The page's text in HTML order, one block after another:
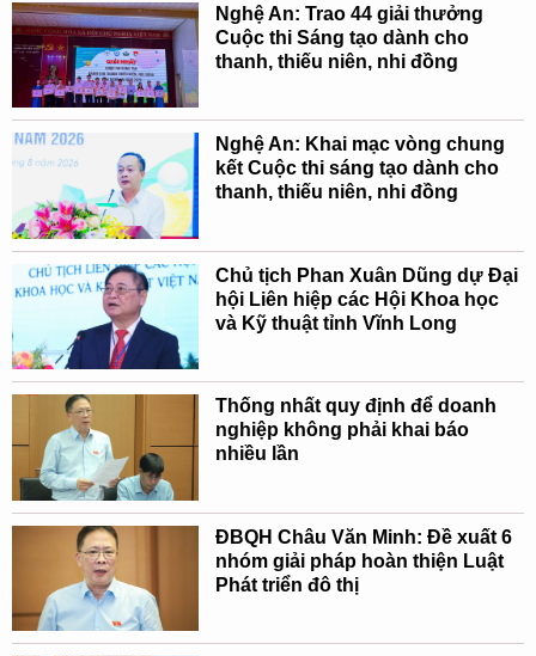
Nghệ An: Trao 44 giải thưởng
Cuộc thi Sáng tạo dành cho
thanh, thiếu niên, nhi đồng
Nghệ An: Khai mạc vòng chung
kết Cuộc thi sáng tạo dành cho
thanh, thiếu niên, nhi đồng
Chủ tịch Phan Xuân Dũng dự Đại
hội Liên hiệp các Hội Khoa học
và Kỹ thuật tỉnh Vĩnh Long
Thống nhất quy định để doanh
nghiệp không phải khai báo
nhiều lần
ĐBQH Châu Văn Minh: Đề xuất 6
nhóm giải pháp hoàn thiện Luật
Phát triển đô thị